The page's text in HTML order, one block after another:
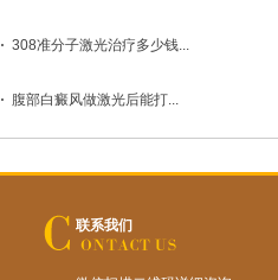
308准分子激光治疗多少钱...
腹部白癜风做激光后能打...
联系我们